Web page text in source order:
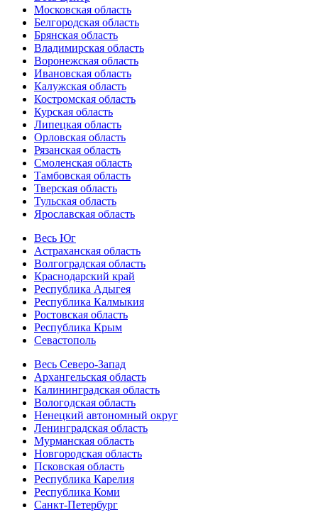
Московская область
Белгородская область
Брянская область
Владимирская область
Воронежская область
Ивановская область
Калужская область
Костромская область
Курская область
Липецкая область
Орловская область
Рязанская область
Смоленская область
Тамбовская область
Тверская область
Тульская область
Ярославская область
Весь Юг
Астраханская область
Волгоградская область
Краснодарский край
Республика Адыгея
Республика Калмыкия
Ростовская область
Республика Крым
Севастополь
Весь Северо-Запад
Архангельская область
Калининградская область
Вологодская область
Ненецкий автономный округ
Ленинградская область
Мурманская область
Новгородская область
Псковская область
Республика Карелия
Республика Коми
Санкт-Петербург